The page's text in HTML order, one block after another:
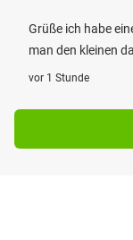
Grüße ich habe
man den kleinen
vor 1 Stunde